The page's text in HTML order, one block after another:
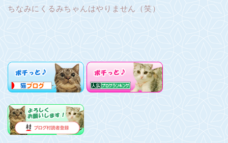
ちなみにくるみちゃんはやりません（笑）